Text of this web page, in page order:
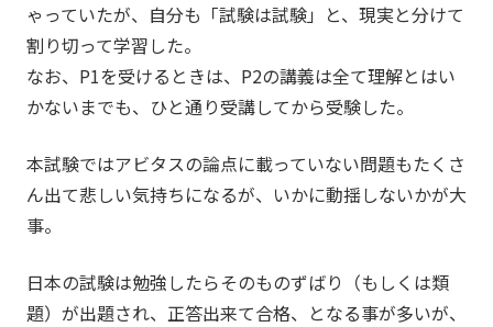
ゃっていたが、自分も「試験は試験」と、現実と分けて
割り切って学習した。
なお、P1を受けるときは、P2の講義は全て理解とはい
かないまでも、ひと通り受講してから受験した。
本試験ではアビタスの論点に載っていない問題もたくさ
ん出て悲しい気持ちになるが、いかに動揺しないかが大
事。
日本の試験は勉強したらそのものずばり（もしくは類
題）が出題され、正答出来て合格、となる事が多いが、